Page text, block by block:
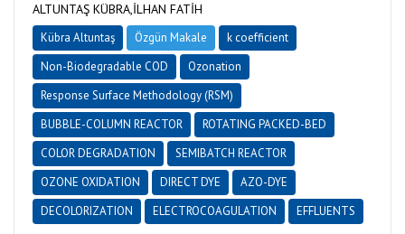
ALTUNTAŞ KÜBRA,İLHAN FATİH
Kübra Altuntaş Özgün Makale
k coefficient
Non-Biodegradable COD
Ozonation
Response Surface Methodology (RSM)
BUBBLE-COLUMN REACTOR
ROTATING PACKED-BED
COLOR DEGRADATION
SEMIBATCH REACTOR
OZONE OXIDATION
DIRECT DYE
AZO-DYE
DECOLORIZATION
ELECTROCOAGULATION EFFLUENTS